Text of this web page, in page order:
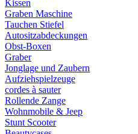
Kissen
Graben Maschine
Tauchen Stiefel
Autositzabdeckungen
Obst-Boxen
Graber
Jonglage und Zaubern
Aufziehspielzeuge
cordes à sauter
Rollende Zange
Wohnmobile & Jeep
Stunt Scooter